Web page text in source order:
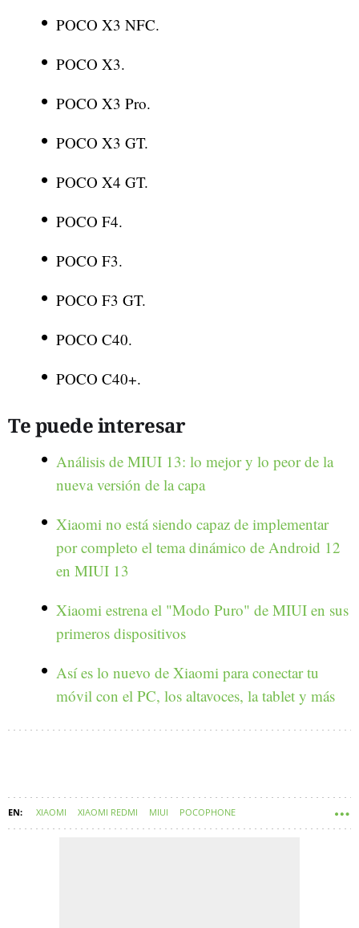
POCO X3 NFC.
POCO X3.
POCO X3 Pro.
POCO X3 GT.
POCO X4 GT.
POCO F4.
POCO F3.
POCO F3 GT.
POCO C40.
POCO C40+.
Te puede interesar
Análisis de MIUI 13: lo mejor y lo peor de la
nueva versión de la capa
Xiaomi no está siendo capaz de implementar
por completo el tema dinámico de Android 12
en MIUI 13
Xiaomi estrena el "Modo Puro" de MIUI en sus
primeros dispositivos
Así es lo nuevo de Xiaomi para conectar tu
móvil con el PC, los altavoces, la tablet y más
XIAOMI XIAOMI REDMI MIUI POCOPHONE